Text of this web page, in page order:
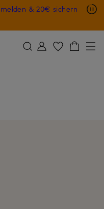
& 20€ sichern